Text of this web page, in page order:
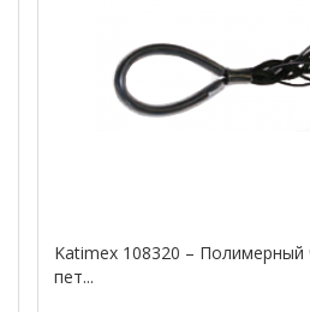
Katimex 108320 –
пет...